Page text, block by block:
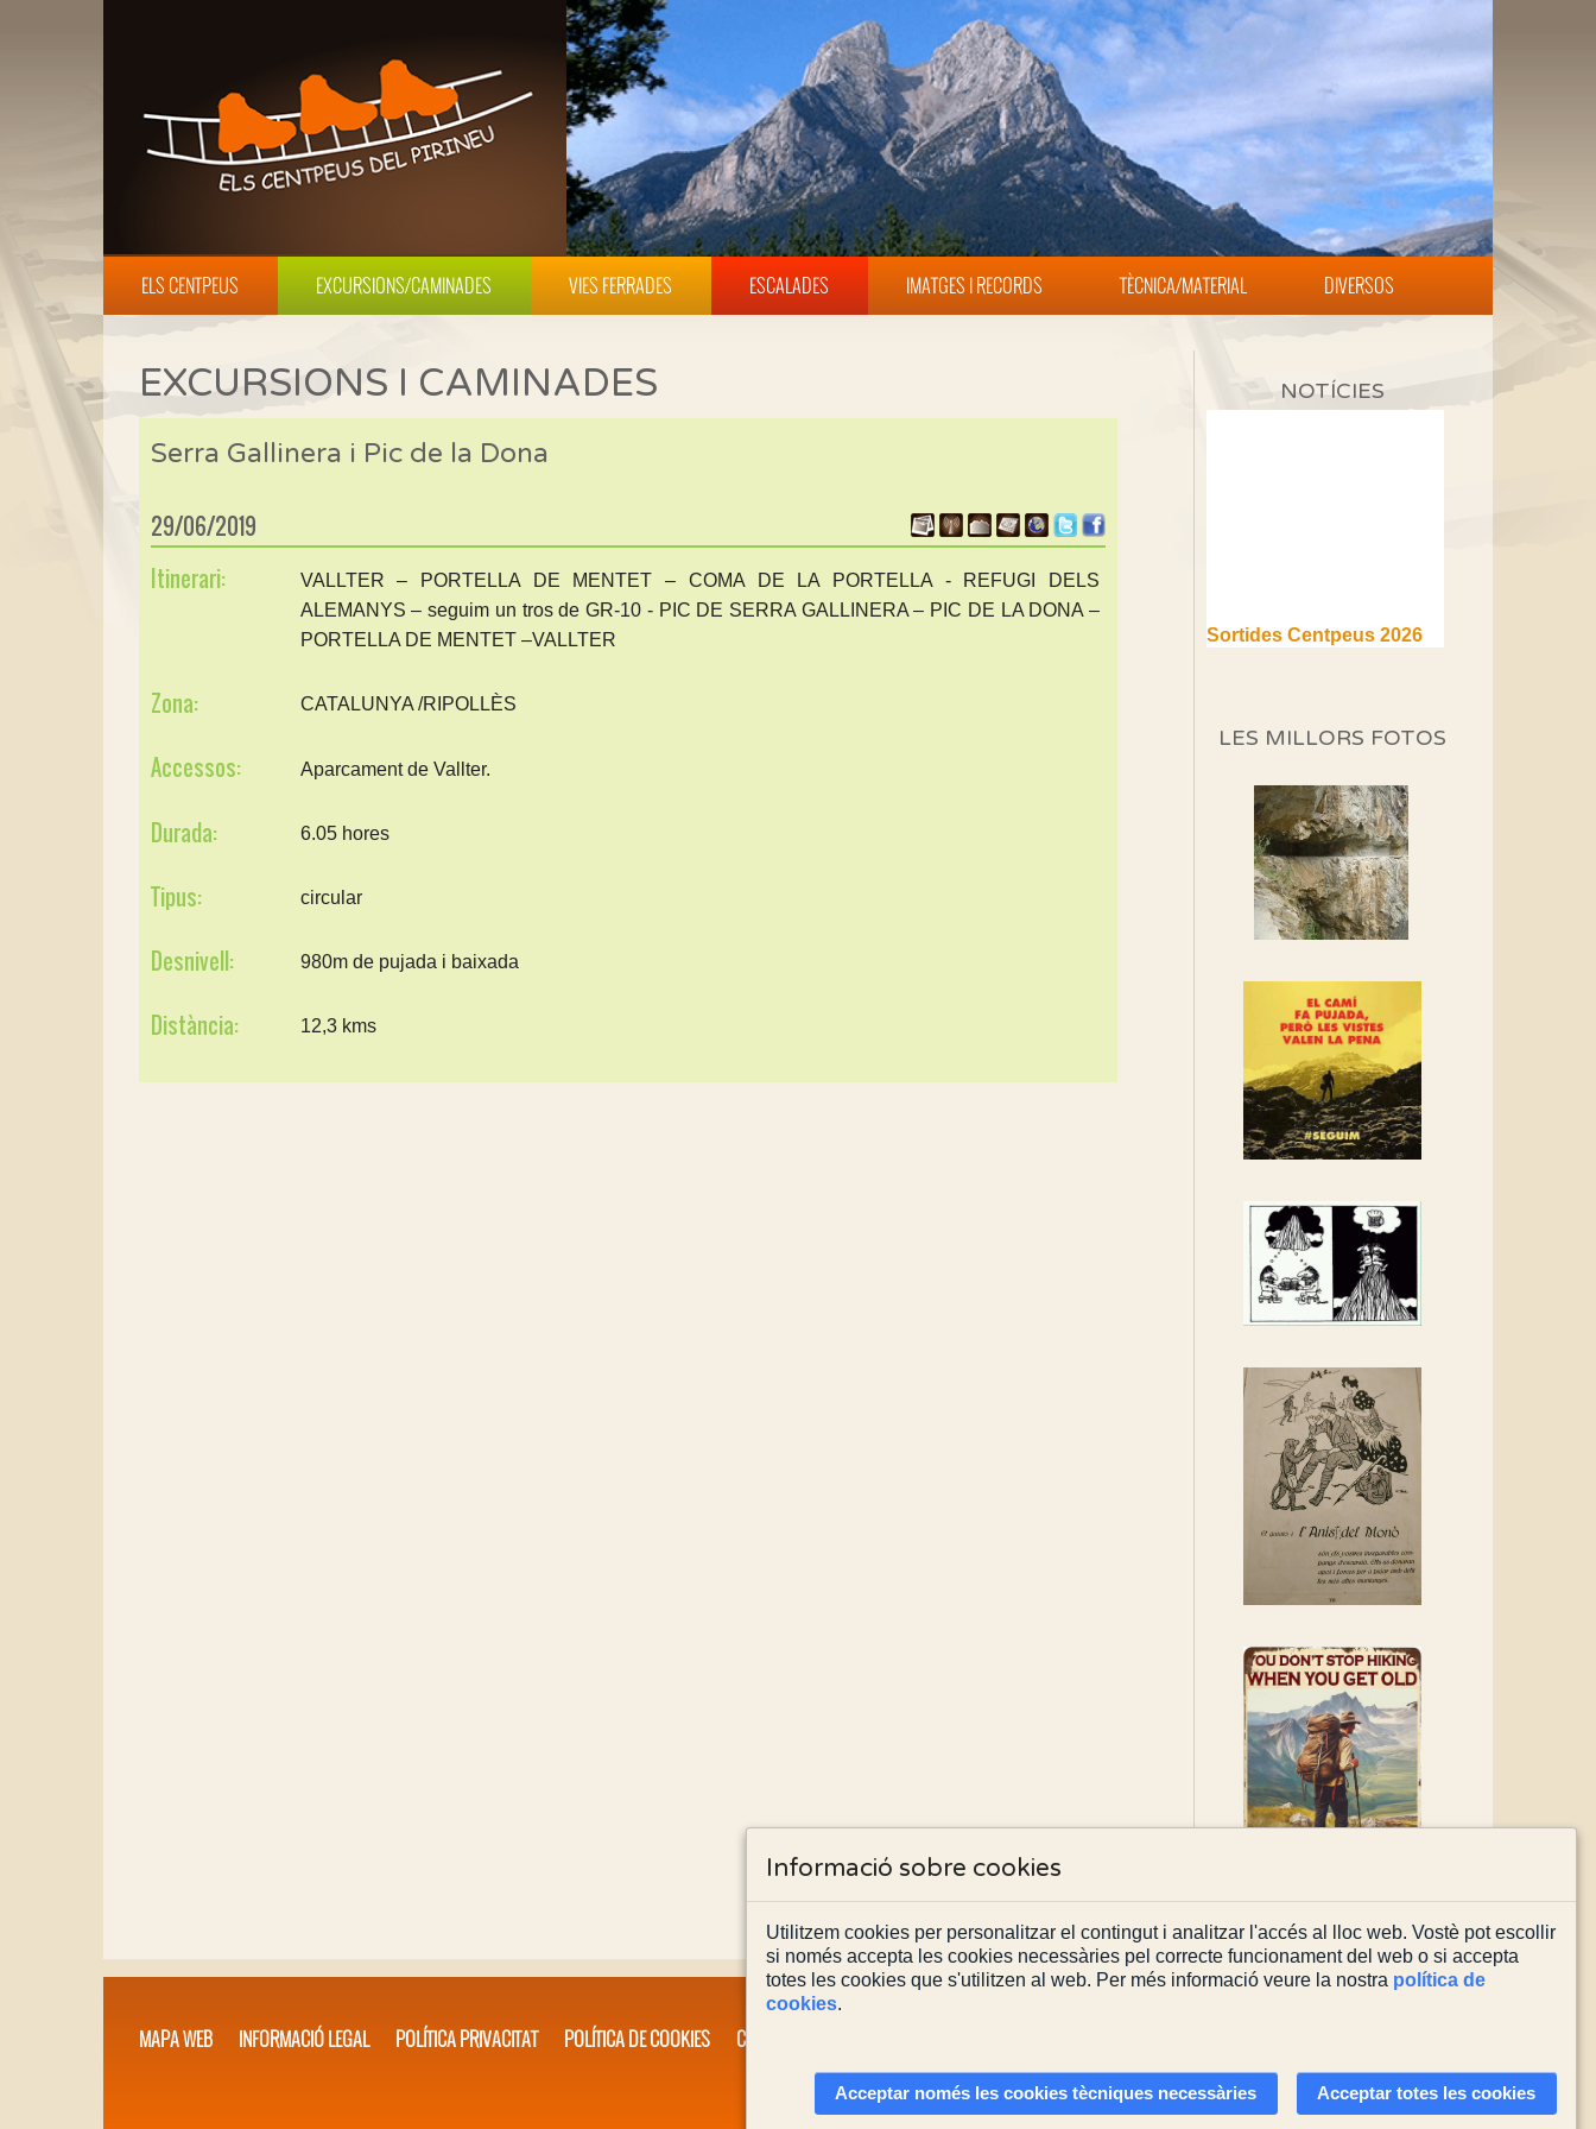
ELS CENTPEUS EXCURSIONS/CAMINADES VIES FERRADES ESCALADES IMATGES I RECORDS TÈCNICA/MATERIAL DIVERSOS
EXCURSIONS I CAMINADES
Serra Gallinera i Pic de la Dona
29/06/2019
Itinerari:
VALLTER – PORTELLA DE MENTET – COMA DE LA PORTELLA - REFUGI DELS
ALEMANYS – seguim un tros de GR-10 - PIC DE SERRA GALLINERA – PIC DE LA DONA –
PORTELLA DE MENTET –VALLTER
Zona: CATALUNYA /RIPOLLÈS
Accessos: Aparcament de Vallter.
Durada: 6.05 hores
Tipus: circular
Desnivell: 980m de pujada i baixada
Distància: 12,3 kms
NOTÍCIES
(1a part)
Si no podem caminar,
alguna cosa hem de fer...
Els Centpeus signen el
Manifest a favor dels
Camins Vells
associació adhereix-te al
manifest!
Rebem un diploma dels
Amics de Sant Aniol
d'Aguja
Els Centpeus estem
recuperació del refugi i de
l'entorn de Sant Aniol
LES MILLORS FOTOS
MAPA WEB INFORMACIÓ LEGAL POLÍTICA PRIVACITAT POLÍTICA DE COOKIES CONTACTA'NS
Actualitzada el08/08/2026
Informació sobre cookies
Utilitzem cookies per personalitzar el contingut i analitzar l'accés al lloc web. Vostè pot escollir
si només accepta les cookies necessàries pel correcte funcionament del web o si accepta
totes les cookies que s'utilitzen al web. Per més informació veure la nostra política de
cookies.
Acceptar només les cookies tècniques necessàries Acceptar totes les cookies